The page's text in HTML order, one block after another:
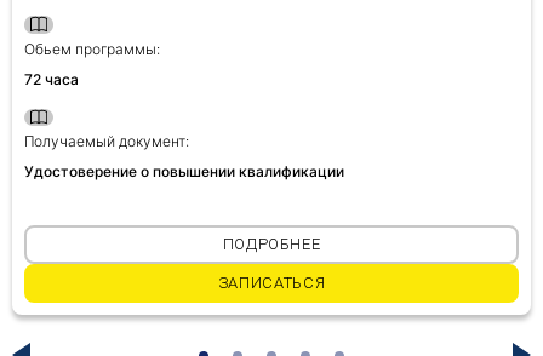
Обьем программы:
72 часа
Получаемый документ:
Удостоверение о повышении квалификации
ПОДРОБНЕЕ
ЗАПИСАТЬСЯ